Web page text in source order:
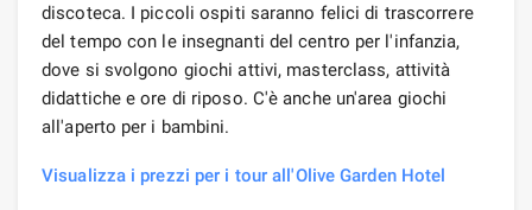
discoteca. I piccoli ospiti saranno felici di trascorrere
del tempo con le insegnanti del centro per l'infanzia,
dove si svolgono giochi attivi, masterclass, attività
didattiche e ore di riposo. C'è anche un'area giochi
all'aperto per i bambini.
Visualizza i prezzi per i tour all'Olive Garden Hotel